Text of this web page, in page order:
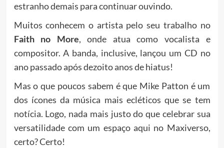
estranho demais para continuar ouvindo.
Muitos conhecem o artista pelo seu trabalho no
Faith no More, onde atua como vocalista e
compositor. A banda, inclusive, lançou um CD no
ano passado após dezoito anos de hiatus!
Mas o que poucos sabem é que Mike Patton é um
dos ícones da música mais ecléticos que se tem
notícia. Logo, nada mais justo do que celebrar sua
versatilidade com um espaço aqui no Maxiverso,
certo? Certo!